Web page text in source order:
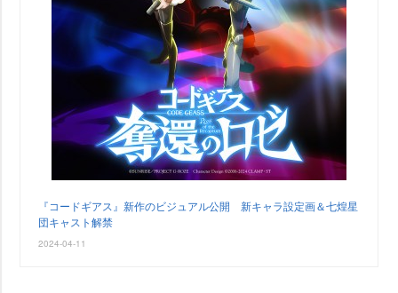
『コードギアス』新作のビジュアル公開 新キャラ設定画＆七煌星
団キャスト解禁
2024-04-11